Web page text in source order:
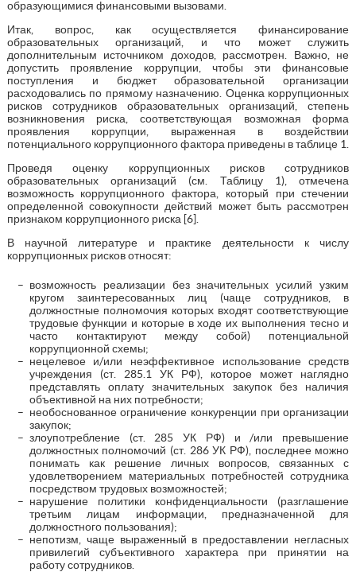
образующимися финансовыми вызовами.
Итак, вопрос, как осуществляется финансирование
образовательных организаций, и что может служить
дополнительным источником доходов, рассмотрен. Важно, не
допустить проявление коррупции, чтобы эти финансовые
поступления и бюджет образовательной организации
расходовались по прямому назначению. Оценка коррупционных
рисков сотрудников образовательных организаций, степень
возникновения риска, соответствующая возможная форма
проявления коррупции, выраженная в воздействии
потенциального коррупционного фактора приведены в таблице 1.
Проведя оценку коррупционных рисков сотрудников
образовательных организаций (см. Таблицу 1), отмечена
возможность коррупционного фактора, который при стечении
определенной совокупности действий может быть рассмотрен
признаком коррупционного риска [6].
В научной литературе и практике деятельности к числу
коррупционных рисков относят:
возможность реализации без значительных усилий узким
кругом заинтересованных лиц (чаще сотрудников, в
должностные полномочия которых входят соответствующие
трудовые функции и которые в ходе их выполнения тесно и
часто контактируют между собой) потенциальной
коррупционной схемы;
нецелевое и/или неэффективное использование средств
учреждения (ст. 285.1 УК РФ), которое может наглядно
представлять оплату значительных закупок без наличия
объективной на них потребности;
необоснованное ограничение конкуренции при организации
закупок;
злоупотребление (ст. 285 УК РФ) и /или превышение
должностных полномочий (ст. 286 УК РФ), последнее можно
понимать как решение личных вопросов, связанных с
удовлетворением материальных потребностей сотрудника
посредством трудовых возможностей;
нарушение политики конфиденциальности (разглашение
третьим лицам информации, предназначенной для
должностного пользования);
непотизм, чаще выраженный в предоставлении негласных
привилегий субъективного характера при принятии на
работу сотрудников.